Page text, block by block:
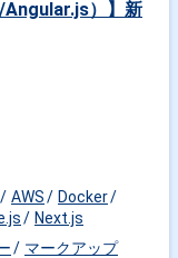
Angular.js）】新
AWS
Docker
Next.js
マークアップ